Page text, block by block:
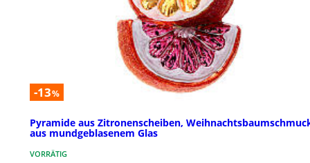
-13%
Pyramide aus Zitronenscheiben,
aus mundgeblasenem Glas
VORRÄTIG